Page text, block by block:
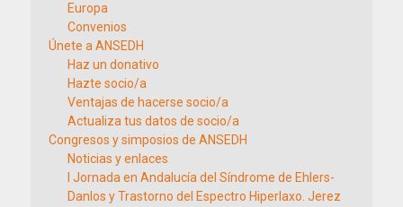
Europa
Convenios
Únete a ANSEDH
Haz un donativo
Hazte socio/a
Ventajas de hacerse socio/a
Actualiza tus datos de socio/a
Congresos y simposios de ANSEDH
Noticias y enlaces
I Jornada en Andalucía del Síndrome de Ehlers-
Danlos y Trastorno del Espectro Hiperlaxo. Jerez